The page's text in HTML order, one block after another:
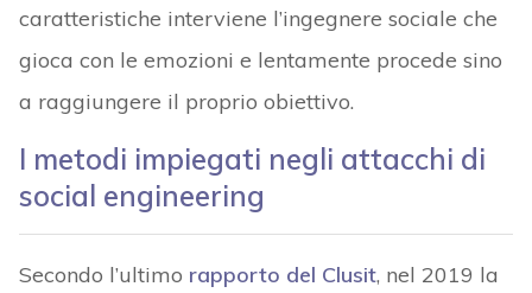
caratteristiche interviene l’ingegnere sociale che
gioca con le emozioni e lentamente procede sino
a raggiungere il proprio obiettivo.
I metodi impiegati negli attacchi di
social engineering
Secondo l’ultimo rapporto del Clusit, nel 2019 la